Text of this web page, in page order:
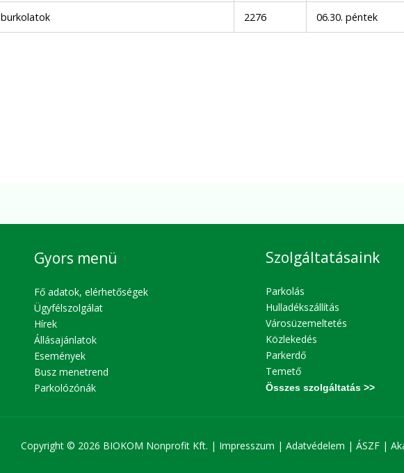
burkolatok 2276 06.30. péntek
Gyors menü
Fő adatok, elérhetőségek
Ügyfélszolgálat
Hírek
Állásajánlatok
Események
Busz menetrend
Parkolózónák
Szolgáltatásaink
Parkolás
Hulladékszállítás
Városüzemeltetés
Közlekedés
Parkerdő
Temető
Összes szolgáltatás >>
Copyright © 2026 BIOKOM Nonprofit Kft. | Impresszum | Adatvédelem | ÁSZF |